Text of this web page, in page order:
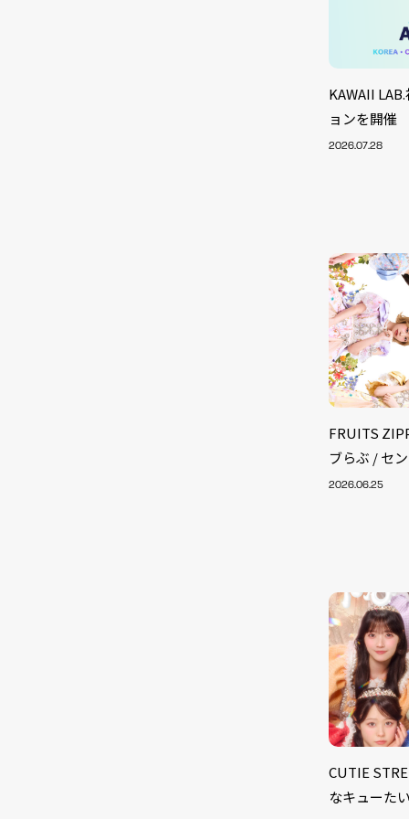
KAWAII
ョンを開催
2026.07.28
FRUITS
ブらぶ / セ
2026.06.25
CUTIE
なキューた